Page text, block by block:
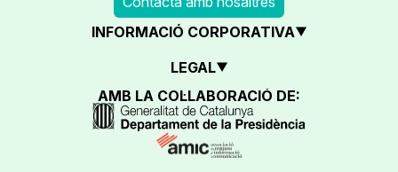
INFORMACIÓ CORPORATIVA
LEGAL
AMB LA COL·LABORACIÓ DE: